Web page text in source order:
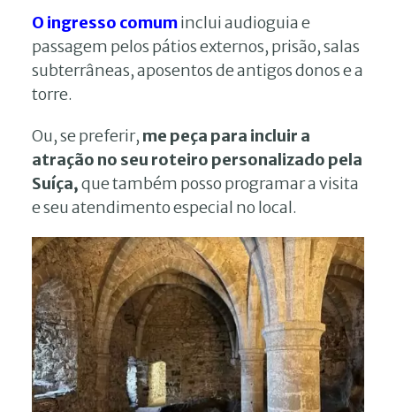
O ingresso comuminclui audioguia e
passagem pelos pátios externos, prisão, salas
subterrâneas, aposentos de antigos donos e a
torre.
Ou, se preferir, me peça para incluir a
atração no seu roteiro personalizado pela
Suíça,que também posso programar a visita
e seu atendimento especial no local.